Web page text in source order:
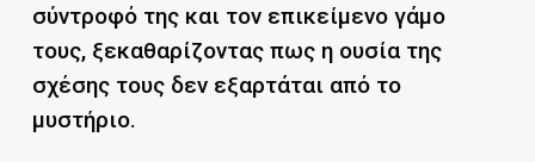
σύντροφό της και τον επικείμενο γάμο
τους, ξεκαθαρίζοντας πως η ουσία της
σχέσης τους δεν εξαρτάται από το
μυστήριο.